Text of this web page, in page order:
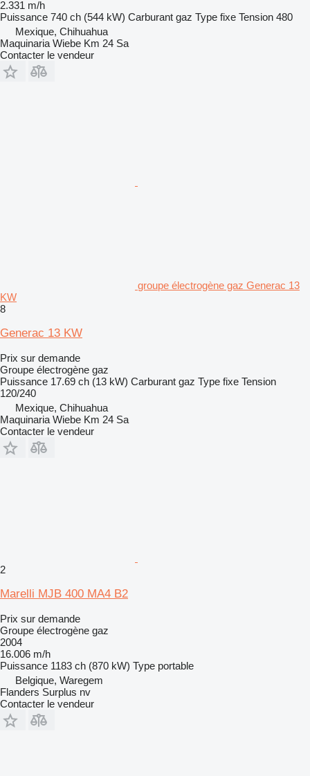
2.331 m/h
Puissance 740 ch (544 kW) Carburant gaz Type fixe Tension 480
Mexique, Chihuahua
Maquinaria Wiebe Km 24 Sa
Contacter le vendeur
groupe électrogène gaz Generac 13
KW
8
Generac 13 KW
Prix sur demande
Groupe électrogène gaz
Puissance 17.69 ch (13 kW) Carburant gaz Type fixe Tension
120/240
Mexique, Chihuahua
Maquinaria Wiebe Km 24 Sa
Contacter le vendeur
2
Marelli MJB 400 MA4 B2
Prix sur demande
Groupe électrogène gaz
2004
16.006 m/h
Puissance 1183 ch (870 kW) Type portable
Belgique, Waregem
Flanders Surplus nv
Contacter le vendeur